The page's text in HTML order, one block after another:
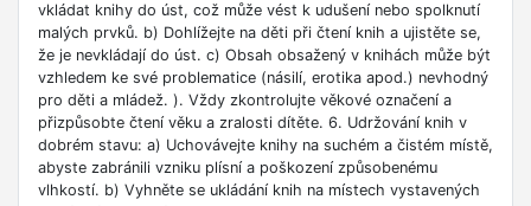
vkládat knihy do úst, což může vést k udušení nebo spolknutí
malých prvků. b) Dohlížejte na děti při čtení knih a ujistěte se,
že je nevkládají do úst. c) Obsah obsažený v knihách může být
vzhledem ke své problematice (násilí, erotika apod.) nevhodný
pro děti a mládež. ). Vždy zkontrolujte věkové označení a
přizpůsobte čtení věku a zralosti dítěte. 6. Udržování knih v
dobrém stavu: a) Uchovávejte knihy na suchém a čistém místě,
abyste zabránili vzniku plísní a poškození způsobenému
vlhkostí. b) Vyhněte se ukládání knih na místech vystavených